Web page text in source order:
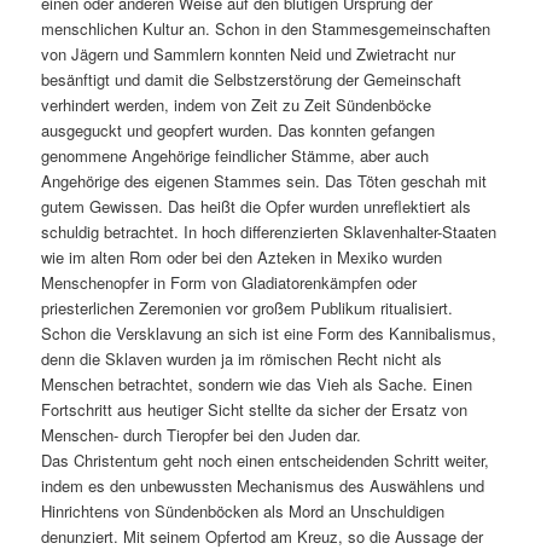
menschlichen Kultur an. Schon in den Stammesgemeinschaften
von Jägern und Sammlern konnten Neid und Zwietracht nur
besänftigt und damit die Selbstzerstörung der Gemeinschaft
verhindert werden, indem von Zeit zu Zeit Sündenböcke
ausgeguckt und geopfert wurden. Das konnten gefangen
genommene Angehörige feindlicher Stämme, aber auch
Angehörige des eigenen Stammes sein. Das Töten geschah mit
gutem Gewissen. Das heißt die Opfer wurden unreflektiert als
schuldig betrachtet. In hoch differenzierten Sklavenhalter-Staaten
wie im alten Rom oder bei den Azteken in Mexiko wurden
Menschenopfer in Form von Gladiatorenkämpfen oder
priesterlichen Zeremonien vor großem Publikum ritualisiert.
Schon die Versklavung an sich ist eine Form des Kannibalismus,
denn die Sklaven wurden ja im römischen Recht nicht als
Menschen betrachtet, sondern wie das Vieh als Sache. Einen
Fortschritt aus heutiger Sicht stellte da sicher der Ersatz von
Menschen- durch Tieropfer bei den Juden dar.
Das Christentum geht noch einen entscheidenden Schritt weiter,
indem es den unbewussten Mechanismus des Auswählens und
Hinrichtens von Sündenböcken als Mord an Unschuldigen
denunziert. Mit seinem Opfertod am Kreuz, so die Aussage der